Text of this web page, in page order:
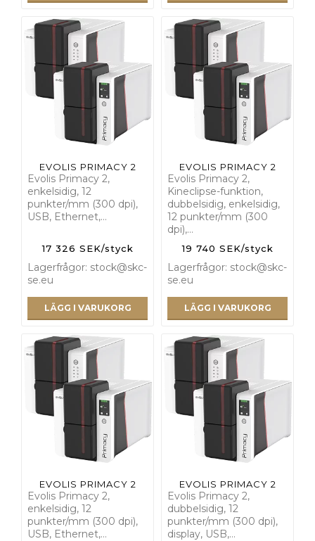
EVOLIS PRIMACY 2
Evolis Primacy 2,
enkelsidig, 12
punkter/mm (300 dpi),
USB, Ethernet,…
17 326 SEK/styck
Lagerfrågor: stock@skc-
se.eu
LÄGG I VARUKORG
EVOLIS PRIMACY 2
Evolis Primacy 2,
Kineclipse-funktion,
dubbelsidig, enkelsidig,
12 punkter/mm (300
dpi),…
19 740 SEK/styck
Lagerfrågor: stock@skc-
se.eu
LÄGG I VARUKORG
EVOLIS PRIMACY 2
Evolis Primacy 2,
enkelsidig, 12
punkter/mm (300 dpi),
USB, Ethernet,…
EVOLIS PRIMACY 2
Evolis Primacy 2,
dubbelsidig, 12
punkter/mm (300 dpi),
display, USB,…